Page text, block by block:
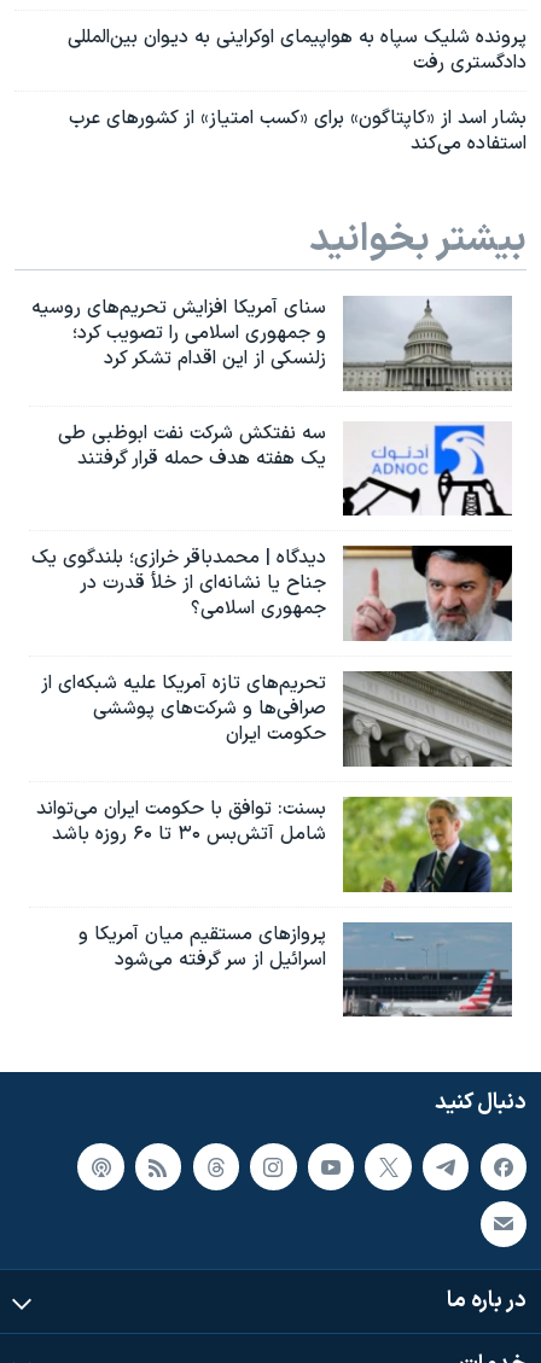
پرونده شلیک سپاه به هواپیمای اوکراینی به دیوان بین‌المللی
دادگستری رفت
بشار اسد از «کاپتاگون» برای «کسب امتیاز» از کشورهای عرب
استفاده می‌کند
بیشتر بخوانید
سنای آمریکا افزایش تحریم‌های روسیه
و جمهوری اسلامی را تصویب کرد؛
زلنسکی از این اقدام تشکر کرد
سه نفتکش شرکت نفت ابوظبی طی
یک هفته هدف حمله قرار گرفتند
دیدگاه | محمدباقر خرازی؛ بلندگوی یک
جناح یا نشانه‌ای از خلأ قدرت در
جمهوری اسلامی؟
تحریم‌های تازه آمریکا علیه شبکه‌ای از
صرافی‌ها و شرکت‌های پوششی
حکومت ایران
بسنت: توافق با حکومت ایران می‌تواند
شامل آتش‌بس ۳۰ تا ۶۰ روزه باشد
پروازهای مستقیم میان آمریکا و
اسرائیل از سر گرفته می‌شود
دنبال کنید
در باره ما